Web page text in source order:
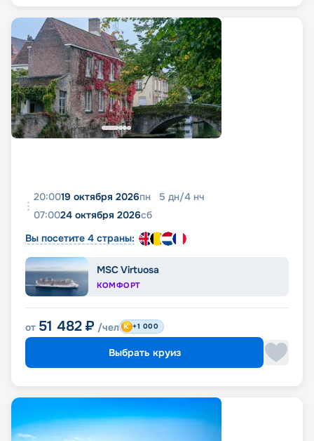
20:0019 октября 2026пн 5 дн/4 нч
07:0024 октября 2026сб
Вы посетите 4 страны:
MSC Virtuosa
КОМФОРТ
от 51 482 ₽ /чел +1 000
Выбрать круиз